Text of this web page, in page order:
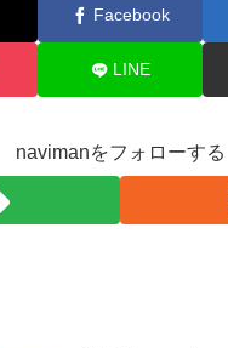
Facebook
LINE
navimanをフォローする